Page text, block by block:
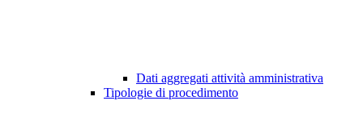
Dati aggregati attività amministrativa
Tipologie di procedimento